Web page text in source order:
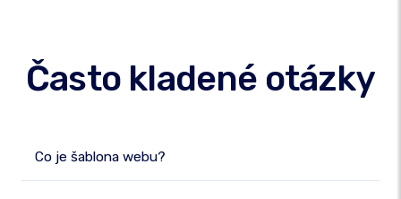
Často kladené otázky
Co je šablona webu?